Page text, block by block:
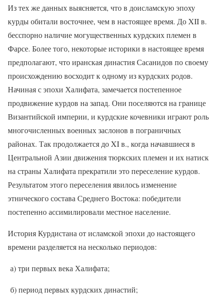
Из тех же данных выясняется, что в доисламскую эпоху
курды обитали восточнее, чем в настоящее время. ДоXIIв.
бесспорно наличие могущественных курдских племен в
Фарсе. Более того, некоторые историки в настоящее время
предполагают, что иранская династия Сасанидов по своему
происхождению восходит к одному из курдских родов.
Начиная с эпохи Халифата, замечается постепенное
продвижение курдов на запад. Они поселяются на границе
Византийской империи, и курдские кочевники играют роль
многочисленных военных заслонов в пограничных
районах. Так продолжается доXIв., когда начавшиеся в
Центральной Азии движения тюркских племен и их натиск
на страны Халифата прекратили это переселение курдов.
Результатом этого переселения явилось изменение
этнического состава Среднего Востока: победители
постепенно ассимилировали местное население.
История Курдистана от исламской эпохи до настоящего
времени разделяется на несколько периодов:
а) три первых века Халифата;
б) период первых курдских династий;